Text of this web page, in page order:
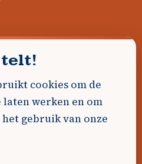
ons!
cookies om de
werken en om
gebruik van onze